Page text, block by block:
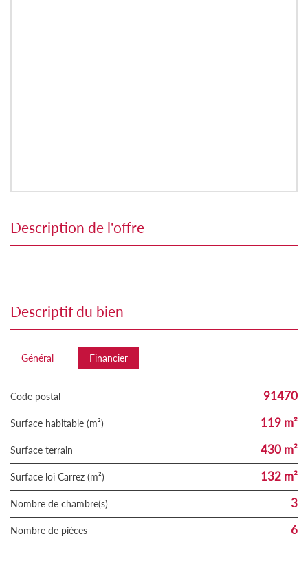
description de l'offre
descriptif du bien
Général Financier
Code postal 91470
Surface habitable (m²) 119 m²
surface terrain 430 m²
Surface loi Carrez (m²) 132 m²
Nombre de chambre(s) 3
Nombre de pièces 6